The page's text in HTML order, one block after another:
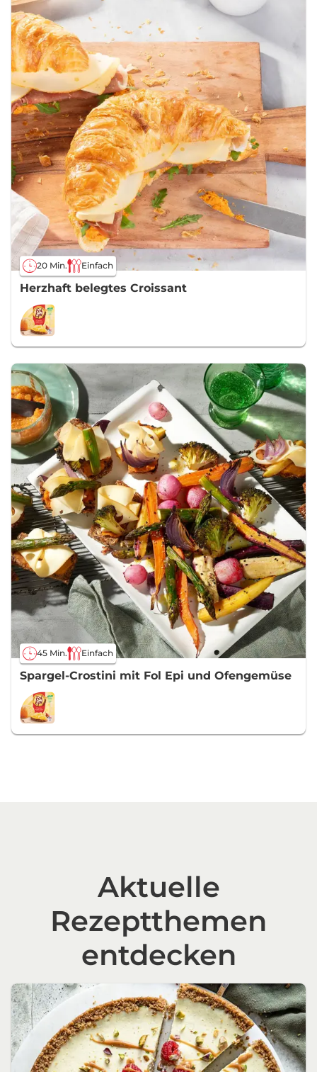
20 Min. Einfach
Herzhaft belegtes Croissant
45 Min. Einfach
Spargel-Crostini mit Fol Epi und Ofengemüse
Aktuelle
Rezeptthemen
entdecken